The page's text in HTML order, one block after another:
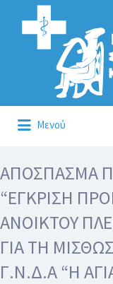
Αναζήτηση
για:
Μενού
για:
ΑΠΟΣΠΑΣΜΑ
“ΕΓΚΡΙΣΗ
ΑΝΟΙΚΤΟΥ
ΓΙΑ ΤΗ
Γ.Ν.Δ.Α “Η